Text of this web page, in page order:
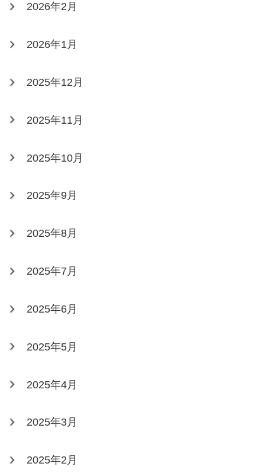
2026年2月
2026年1月
2025年12月
2025年11月
2025年10月
2025年9月
2025年8月
2025年7月
2025年6月
2025年5月
2025年4月
2025年3月
2025年2月